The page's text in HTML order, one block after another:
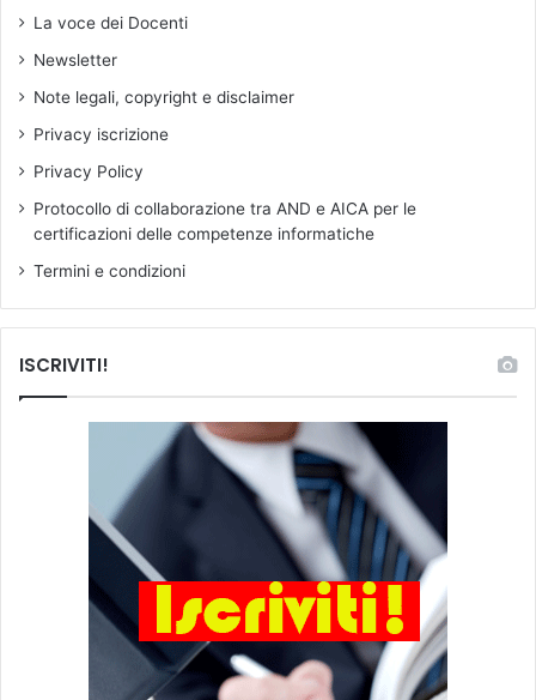
o
l
b
n
d
c
o
r
La voce dei Docenti
Newsletter
Note legali, copyright e disclaimer
Privacy iscrizione
Privacy Policy
Protocollo di collaborazione tra AND e AICA per le
certificazioni delle competenze informatiche
Termini e condizioni
ISCRIVITI!